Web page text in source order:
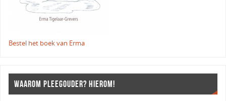
Bestel het boek van Erma
WAAROM PLEEGOUDER? HIEROM!